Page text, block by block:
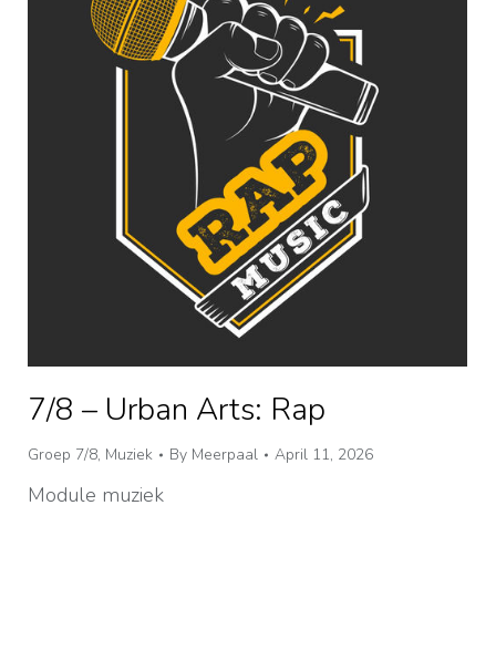
7/8 – Urban Arts: Rap
Groep 7/8, Muziek By Meerpaal April 11, 2026
Module muziek